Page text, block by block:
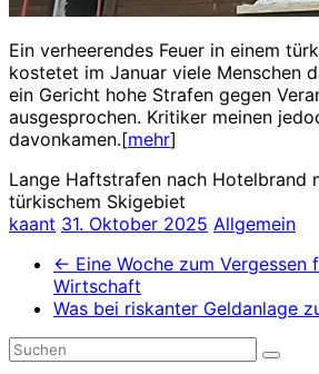
Ein verheerendes Feuer in einem
kostetet im Januar viele Menschen
ein Gericht hohe Strafen gegen
ausgesprochen. Kritiker meinen
davonkamen.[mehr]
Lange Haftstrafen nach Hotelbrand
türkischem Skigebiet
kaant 31. Oktober 2025 Allgemein
← Eine Woche zum Vergessen
Wirtschaft
Was bei riskanter Geldanlage